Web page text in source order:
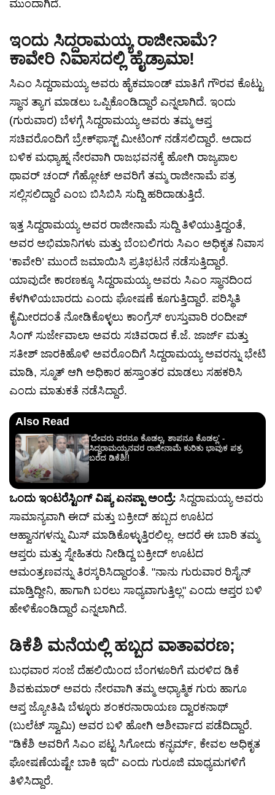
ಮುಂದಾಗಿದೆ.
ಇಂದು ಸಿದ್ದರಾಮಯ್ಯ ರಾಜೀನಾಮೆ?
ಕಾವೇರಿ ನಿವಾಸದಲ್ಲಿ ಹೈಡ್ರಾಮಾ!
ಸಿಎಂ ಸಿದ್ದರಾಮಯ್ಯ ಅವರು ಹೈಕಮಾಂಡ್ ಮಾತಿಗೆ ಗೌರವ ಕೊಟ್ಟು
ಸ್ಥಾನ ತ್ಯಾಗ ಮಾಡಲು ಒಪ್ಪಿಕೊಂಡಿದ್ದಾರೆ ಎನ್ನಲಾಗಿದೆ. ಇಂದು
(ಗುರುವಾರ) ಬೆಳಗ್ಗೆ ಸಿದ್ದರಾಮಯ್ಯ ಅವರು ತಮ್ಮ ಆಪ್ತ
ಸಚಿವರೊಂದಿಗೆ ಬ್ರೇಕ್‌ಫಾಸ್ಟ್ ಮೀಟಿಂಗ್ ನಡೆಸಲಿದ್ದಾರೆ. ಅದಾದ
ಬಳಿಕ ಮಧ್ಯಾಹ್ನ ನೇರವಾಗಿ ರಾಜಭವನಕ್ಕೆ ಹೋಗಿ ರಾಜ್ಯಪಾಲ
ಥಾವರ್ ಚಂದ್ ಗೆಹ್ಲೋಟ್ ಅವರಿಗೆ ತಮ್ಮ ರಾಜೀನಾಮೆ ಪತ್ರ
ಸಲ್ಲಿಸಲಿದ್ದಾರೆ ಎಂಬ ಬಿಸಿಬಿಸಿ ಸುದ್ದಿ ಹರಿದಾಡುತ್ತಿದೆ.
ಇತ್ತ ಸಿದ್ದರಾಮಯ್ಯ ಅವರ ರಾಜೀನಾಮೆ ಸುದ್ದಿ ತಿಳಿಯುತ್ತಿದ್ದಂತೆ,
ಅವರ ಅಭಿಮಾನಿಗಳು ಮತ್ತು ಬೆಂಬಲಿಗರು ಸಿಎಂ ಅಧಿಕೃತ ನಿವಾಸ
‘ಕಾವೇರಿ’ ಮುಂದೆ ಜಮಾಯಿಸಿ ಪ್ರತಿಭಟನೆ ನಡೆಸುತ್ತಿದ್ದಾರೆ.
ಯಾವುದೇ ಕಾರಣಕ್ಕೂ ಸಿದ್ದರಾಮಯ್ಯ ಅವರು ಸಿಎಂ ಸ್ಥಾನದಿಂದ
ಕೆಳಗಿಳಿಯಬಾರದು ಎಂದು ಘೋಷಣೆ ಕೂಗುತ್ತಿದ್ದಾರೆ. ಪರಿಸ್ಥಿತಿ
ಕೈಮೀರದಂತೆ ನೋಡಿಕೊಳ್ಳಲು ಕಾಂಗ್ರೆಸ್ ಉಸ್ತುವಾರಿ ರಂದೀಪ್
ಸಿಂಗ್ ಸುರ್ಜೇವಾಲಾ ಅವರು ಸಚಿವರಾದ ಕೆ.ಜೆ. ಜಾರ್ಜ್ ಮತ್ತು
ಸತೀಶ್ ಜಾರಕಿಹೊಳಿ ಅವರೊಂದಿಗೆ ಸಿದ್ದರಾಮಯ್ಯ ಅವರನ್ನು ಭೇಟಿ
ಮಾಡಿ, ಸ್ಮೂತ್ ಆಗಿ ಅಧಿಕಾರ ಹಸ್ತಾಂತರ ಮಾಡಲು ಸಹಕರಿಸಿ
ಎಂದು ಮಾತುಕತೆ ನಡೆಸಿದ್ದಾರೆ.
Also Read
'ದೇವರು ವರನೂ ಕೊಡಲ್ಲ, ಶಾಪನೂ ಕೊಡಲ್ಲ' -
ಸಿದ್ದರಾಮಯ್ಯನವರ ರಾಜೀನಾಮೆ ಕುರಿತು ಭಾವುಕ ಪತ್ರ
ಬರೆದ ಡಿಕೆಶಿ!!
ಒಂದು ಇಂಟರೆಸ್ಟಿಂಗ್ ವಿಷ್ಯ ಏನಪ್ಪಾ ಅಂದ್ರೆ: ಸಿದ್ದರಾಮಯ್ಯ ಅವರು
ಸಾಮಾನ್ಯವಾಗಿ ಈದ್ ಮತ್ತು ಬಕ್ರೀದ್ ಹಬ್ಬದ ಊಟದ
ಆಹ್ವಾನಗಳನ್ನು ಮಿಸ್ ಮಾಡಿಕೊಳ್ಳುತ್ತಿರಲಿಲ್ಲ. ಆದರೆ ಈ ಬಾರಿ ತಮ್ಮ
ಆಪ್ತರು ಮತ್ತು ಸ್ನೇಹಿತರು ನೀಡಿದ್ದ ಬಕ್ರೀದ್ ಊಟದ
ಆಮಂತ್ರಣವನ್ನು ತಿರಸ್ಕರಿಸಿದ್ದಾರಂತೆ. "ನಾನು ಗುರುವಾರ ರಿಸೈನ್
ಮಾಡ್ತಿದ್ದೀನಿ, ಹಾಗಾಗಿ ಬರಲು ಸಾಧ್ಯವಾಗುತ್ತಿಲ್ಲ" ಎಂದು ಆಪ್ತರ ಬಳಿ
ಹೇಳಿಕೊಂಡಿದ್ದಾರೆ ಎನ್ನಲಾಗಿದೆ.
ಡಿಕೆಶಿ ಮನೆಯಲ್ಲಿ ಹಬ್ಬದ ವಾತಾವರಣ;
ಬುಧವಾರ ಸಂಜೆ ದೆಹಲಿಯಿಂದ ಬೆಂಗಳೂರಿಗೆ ಮರಳಿದ ಡಿಕೆ
ಶಿವಕುಮಾರ್ ಅವರು ನೇರವಾಗಿ ತಮ್ಮ ಆಧ್ಯಾತ್ಮಿಕ ಗುರು ಹಾಗೂ
ಆಪ್ತ ಜ್ಯೋತಿಷಿ ಬೆಳ್ಳೂರು ಶಂಕರನಾರಾಯಣ ದ್ವಾರಕನಾಥ್
(ಬುಲೆಟ್ ಸ್ವಾಮಿ) ಅವರ ಬಳಿ ಹೋಗಿ ಆಶೀರ್ವಾದ ಪಡೆದಿದ್ದಾರೆ.
"ಡಿಕೆಶಿ ಅವರಿಗೆ ಸಿಎಂ ಪಟ್ಟ ಸಿಗೋದು ಕನ್ಫರ್ಮ್, ಕೇವಲ ಅಧಿಕೃತ
ಘೋಷಣೆಯಷ್ಟೇ ಬಾಕಿ ಇದೆ" ಎಂದು ಗುರೂಜಿ ಮಾಧ್ಯಮಗಳಿಗೆ
ತಿಳಿಸಿದ್ದಾರೆ.